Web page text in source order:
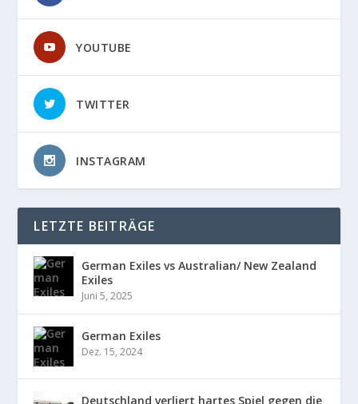
YOUTUBE
TWITTER
INSTAGRAM
LETZTE BEITRÄGE
German Exiles vs Australian/ New Zealand
Exiles
Juni 5, 2025
German Exiles
Dez. 15, 2024
Deutschland verliert hartes Spiel gegen die